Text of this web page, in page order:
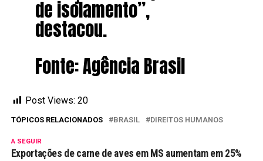
de isolamento”,
destacou.
Fonte: Agência Brasil
Post Views: 20
TÓPICOS RELACIONADOS BRASIL DIREITOS HUMANOS
A SEGUIR
Exportações de carne de aves em MS aumentam em 25%